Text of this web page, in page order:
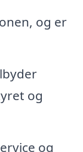
og er
og
og